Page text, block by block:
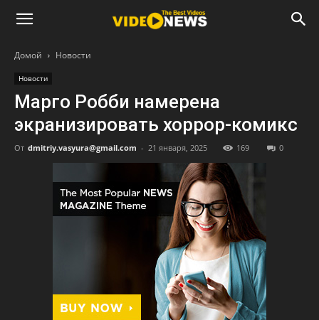
Домой Новости
Новости
Марго Робби намерена
экранизировать хоррор-комикс
От dmitriy.vasyura@gmail.com - 21 января, 2025 169 0